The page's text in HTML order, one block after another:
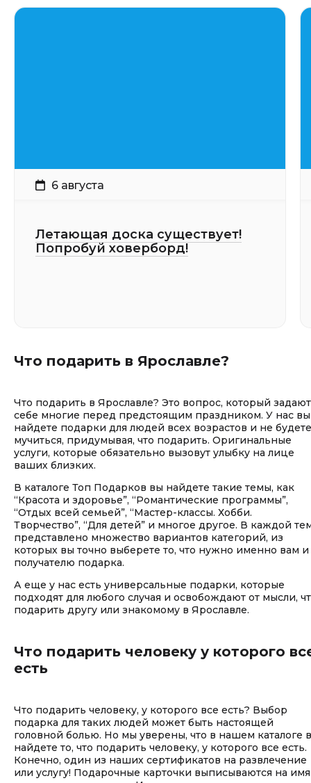
6 августа
Летающая доска существует!
Попробуй ховерборд!
Что подарить в Ярославле?
Что подарить в Ярославле? Это вопрос, который задают
себе многие перед предстоящим праздником. У нас вы
найдете подарки для людей всех возрастов и не будете
мучиться, придумывая, что подарить. Оригинальные
услуги, которые обязательно вызовут улыбку на лице
ваших близких.
В каталоге Топ Подарков вы найдете такие темы, как
“Красота и здоровье”, “Романтические программы”,
“Отдых всей семьей”, “Мастер-классы. Хобби.
Творчество”, “Для детей” и многое другое. В каждой
представлено множество вариантов категорий, из
которых вы точно выберете то, что нужно именно вам и
получателю подарка.
А еще у нас есть универсальные подарки, которые
подходят для любого случая и освобождают от мысли,
подарить другу или знакомому в Ярославле.
Что подарить человеку у которого
есть
Что подарить человеку, у которого все есть? Выбор
подарка для таких людей может быть настоящей
головной болью. Но мы уверены, что в нашем каталоге
найдете то, что подарить человеку, у которого все есть.
Конечно, один из наших сертификатов на развлечение
или услугу! Подарочные карточки выписываются на имя